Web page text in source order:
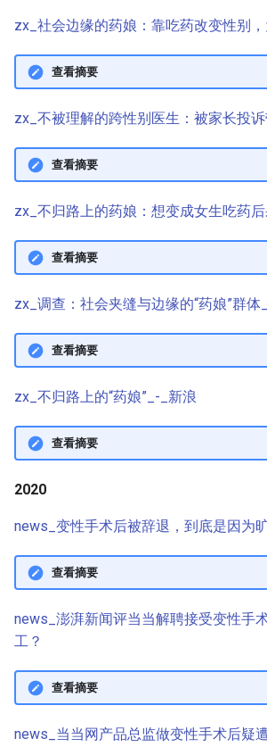
zx_社会边缘的药娘：靠吃药改变性别
查看摘要
zx_不被理解的跨性别医生：被家长投
查看摘要
zx_不归路上的药娘：想变成女生吃药
查看摘要
zx_调查：社会夹缝与边缘的“药娘”群体
查看摘要
zx_不归路上的“药娘”_-_新浪
查看摘要
2020
news_变性手术后被辞退，到底是因为
查看摘要
news_澎湃新闻评当当解聘接受变性手
工？
查看摘要
news_当当网产品总监做变性手术后疑